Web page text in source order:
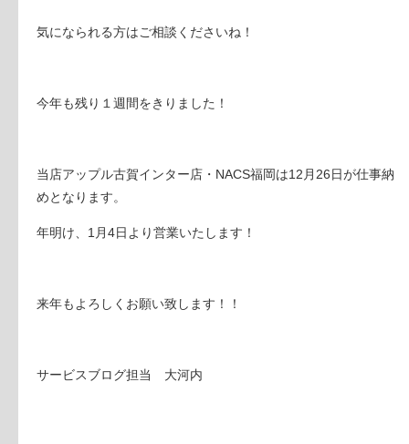
気になられる方はご相談くださいね！
今年も残り１週間をきりました！
当店アップル古賀インター店・NACS福岡は12月26日が仕事納
めとなります。
年明け、1月4日より営業いたします！
来年もよろしくお願い致します！！
サービスブログ担当 大河内